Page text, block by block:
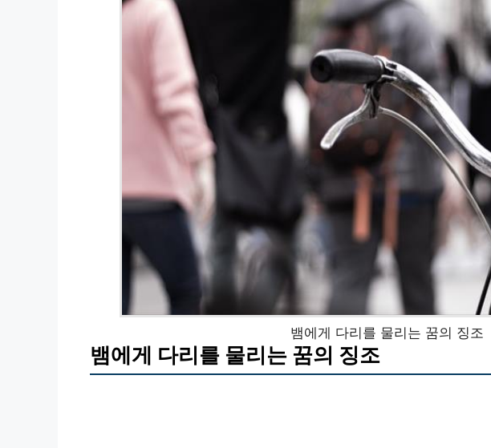
뱀에게 다리를 물리는 꿈의 징조
뱀에게 다리를 물리는 꿈의 징조